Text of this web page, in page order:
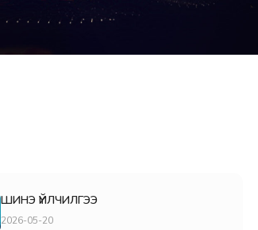
ШИНЭ ҮЙЛЧИЛГЭЭ
2026-05-20